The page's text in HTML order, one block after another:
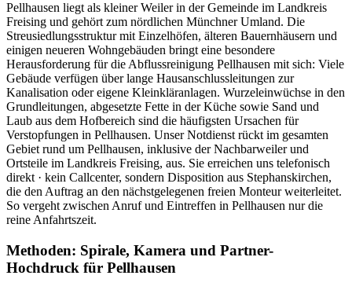
Pellhausen liegt als kleiner Weiler in der Gemeinde im Landkreis
Freising und gehört zum nördlichen Münchner Umland. Die
Streusiedlungsstruktur mit Einzelhöfen, älteren Bauernhäusern und
einigen neueren Wohngebäuden bringt eine besondere
Herausforderung für die Abflussreinigung Pellhausen mit sich: Viele
Gebäude verfügen über lange Hausanschlussleitungen zur
Kanalisation oder eigene Kleinkläranlagen. Wurzeleinwüchse in den
Grundleitungen, abgesetzte Fette in der Küche sowie Sand und
Laub aus dem Hofbereich sind die häufigsten Ursachen für
Verstopfungen in Pellhausen. Unser Notdienst rückt im gesamten
Gebiet rund um Pellhausen, inklusive der Nachbarweiler und
Ortsteile im Landkreis Freising, aus. Sie erreichen uns telefonisch
direkt · kein Callcenter, sondern Disposition aus Stephanskirchen,
die den Auftrag an den nächstgelegenen freien Monteur weiterleitet.
So vergeht zwischen Anruf und Eintreffen in Pellhausen nur die
reine Anfahrtszeit.
Methoden: Spirale, Kamera und Partner-
Hochdruck für Pellhausen